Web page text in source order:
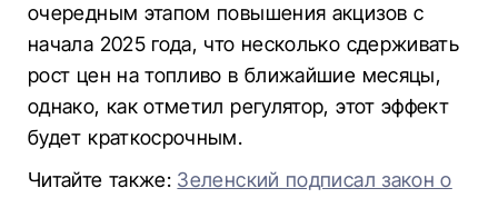
очередным этапом повышения акцизов с
начала 2025 года, что несколько сдерживать
рост цен на топливо в ближайшие месяцы,
однако, как отметил регулятор, этот эффект
будет краткосрочным.
Читайте также: Зеленский подписал закон о